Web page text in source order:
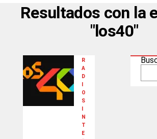
Resultados con la
"los40"
R
A
D
O
S
N
T
E